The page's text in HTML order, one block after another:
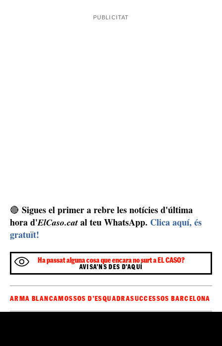
🔴 Sigues el primer a rebre les notícies d'última
hora d'ElCaso.cat al teu WhatsApp. Clica aquí, és
gratuït!
Ha passat alguna cosa que encara no surt a EL CASO?
AVISA'NS DES D'AQUÍ
ARMA BLANCAMOSSOS D'ESQUADRASUCCESSOS BARCELONA